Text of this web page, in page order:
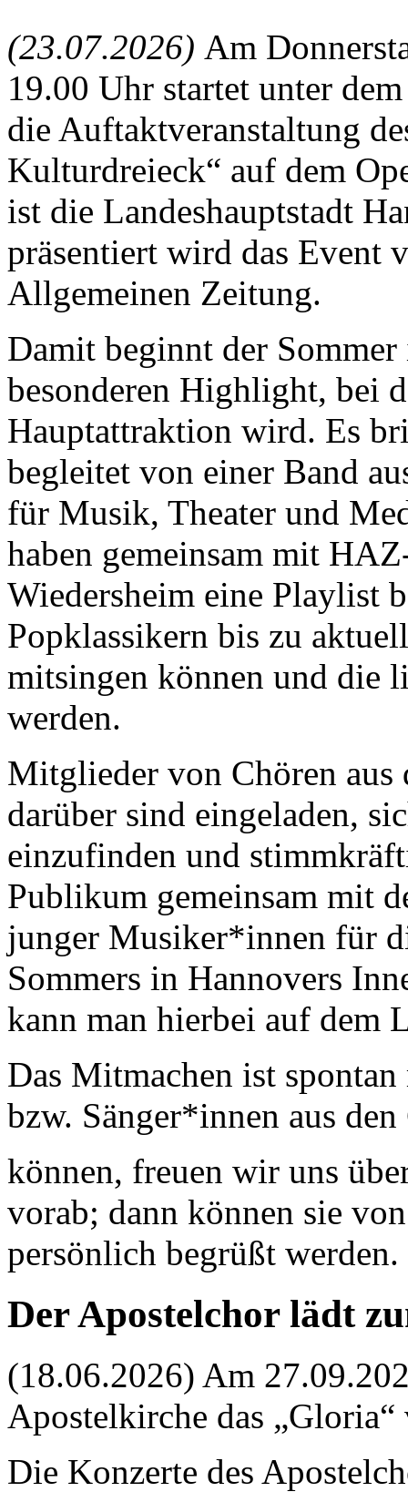
(23.07.2026) Am
19.00 Uhr startet unter
die Auftaktveranstaltung
Kulturdreieck“ auf dem
ist die Landeshauptstadt
präsentiert wird das Event
Allgemeinen Zeitung.
Damit beginnt der
besonderen Highlight, bei
Hauptattraktion wird. Es
begleitet von einer Band
für Musik, Theater und
haben gemeinsam mit
Wiedersheim eine Playlist
Popklassikern bis zu
mitsingen können und die
werden.
Mitglieder von Chören aus
darüber sind eingeladen,
einzufinden und
Publikum gemeinsam mit
junger Musiker*innen für
Sommers in Hannovers
kann man hierbei auf dem
Das Mitmachen ist
bzw. Sänger*innen aus
können, freuen wir uns
vorab; dann können sie
persönlich begrüßt werden.
Der Apostelchor lädt
(18.06.2026) Am
Apostelkirche das
Die Konzerte des